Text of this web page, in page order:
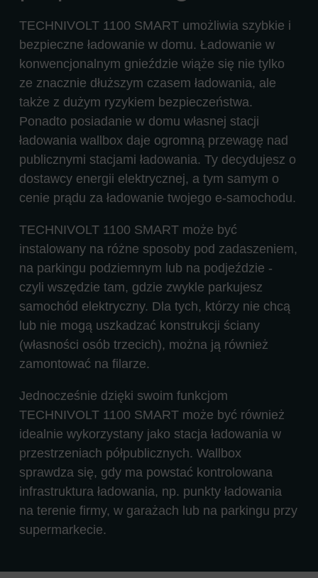
TECHNIVOLT 1100 SMART umożliwia szybkie i
bezpieczne ładowanie w domu. Ładowanie w
konwencjonalnym gnieździe wiąże się nie tylko
ze znacznie dłuższym czasem ładowania, ale
także z dużym ryzykiem bezpieczeństwa.
Ponadto posiadanie w domu własnej stacji
ładowania wallbox daje ogromną przewagę nad
publicznymi stacjami ładowania. Ty decydujesz o
dostawcy energii elektrycznej, a tym samym o
cenie prądu za ładowanie twojego e-samochodu.
TECHNIVOLT 1100 SMART może być
instalowany na różne sposoby pod zadaszeniem,
na parkingu podziemnym lub na podjeździe -
czyli wszędzie tam, gdzie zwykle parkujesz
samochód elektryczny. Dla tych, którzy nie chcą
lub nie mogą uszkadzać konstrukcji ściany
(własności osób trzecich), można ją również
zamontować na filarze.
Jednocześnie dzięki swoim funkcjom
TECHNIVOLT 1100 SMART może być również
idealnie wykorzystany jako stacja ładowania w
przestrzeniach półpublicznych. Wallbox
sprawdza się, gdy ma powstać kontrolowana
infrastruktura ładowania, np. punkty ładowania
na terenie firmy, w garażach lub na parkingu przy
supermarkecie.